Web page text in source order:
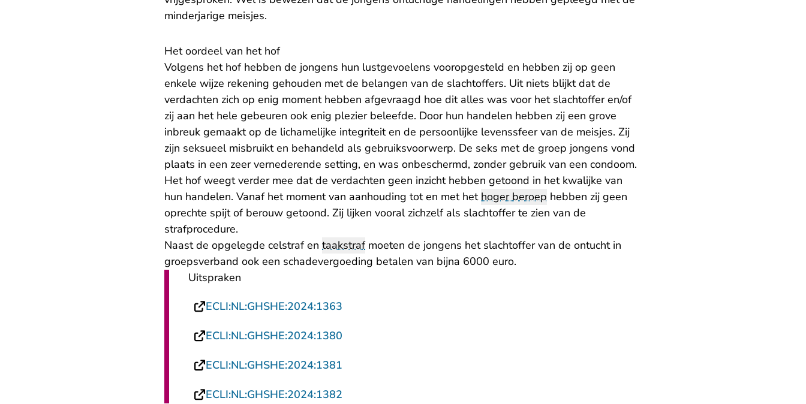
minderjarige meisjes.
Het oordeel van het hof
Volgens het hof hebben de jongens hun lustgevoelens vooropgesteld en hebben zij op geen
enkele wijze rekening gehouden met de belangen van de slachtoffers. Uit niets blijkt dat de
verdachten zich op enig moment hebben afgevraagd hoe dit alles was voor het slachtoffer en/of
zij aan het hele gebeuren ook enig plezier beleefde. Door hun handelen hebben zij een grove
inbreuk gemaakt op de lichamelijke integriteit en de persoonlijke levenssfeer van de meisjes. Zij
zijn seksueel misbruikt en behandeld als gebruiksvoorwerp. De seks met de groep jongens vond
plaats in een zeer vernederende setting, en was onbeschermd, zonder gebruik van een condoom.
Het hof weegt verder mee dat de verdachten geen inzicht hebben getoond in het kwalijke van
hun handelen. Vanaf het moment van aanhouding tot en met hethoger beroep hebben zij geen
oprechte spijt of berouw getoond. Zij lijken vooral zichzelf als slachtoffer te zien van de
strafprocedure.
Naast de opgelegde celstraf en taakstrafmoeten de jongens het slachtoffer van de ontucht in
groepsverband ook een schadevergoeding betalen van bijna 6000 euro.
Uitspraken
ECLI:NL:GHSHE:2024:1363
ECLI:NL:GHSHE:2024:1380
ECLI:NL:GHSHE:2024:1381
ECLI:NL:GHSHE:2024:1382